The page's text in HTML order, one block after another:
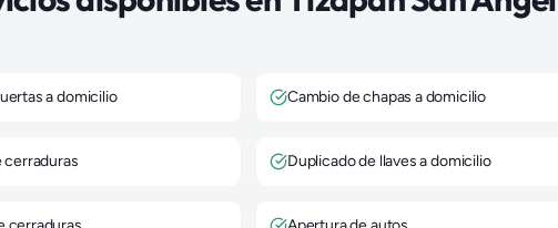
a domicilio Cambio de chapas a domicilio
cerraduras Duplicado de llaves a domicilio